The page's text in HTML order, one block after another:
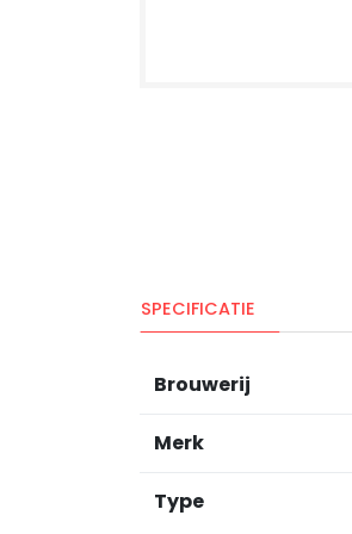
SPECIFICATIE
Brouwerij
Merk
Type